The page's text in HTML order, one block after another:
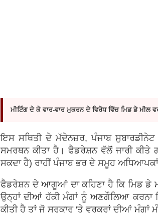
ਮੀਟਿੰਗ ਦੇ ਕੇ ਵਾਰ-ਵਾਰ ਮੁਕਰਨ ਦੇ ਵਿਰੋਧ ਵਿੱਚ ਮਿਡ ਡੇ
ਇਸ ਸਥਿਤੀ ਦੇ ਮੱਦੇਨਜ਼ਰ, ਪੰਜਾਬ
ਸਮਰਥਨ ਕੀਤਾ ਹੈ। ਫੈਡਰੇਸ਼ਨ ਵੱਲੋਂ ਜਾਰੀ ਕੀਤੇ
ਸਕਦਾ ਹੈ) ਰਾਹੀਂ ਪੰਜਾਬ ਭਰ ਦੇ ਸਮੂਹ
ਫੈਡਰੇਸ਼ਨ ਦੇ ਆਗੂਆਂ ਦਾ ਕਹਿਣਾ ਹੈ ਕਿ ਮਿਡ ਡੇ
ਉਨ੍ਹਾਂ ਦੀਆਂ ਹੱਕੀ ਮੰਗਾਂ ਨੂੰ ਅਣਗੌਲਿਆ ਕਰਨਾ
ਕੀਤੀ ਹੈ ਤਾਂ ਜੋ ਸਰਕਾਰ 'ਤੇ ਵਰਕਰਾਂ ਦੀਆਂ